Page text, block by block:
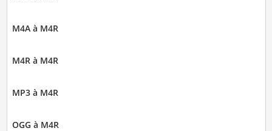
M4A à M4R
M4R à M4R
MP3 à M4R
OGG à M4R